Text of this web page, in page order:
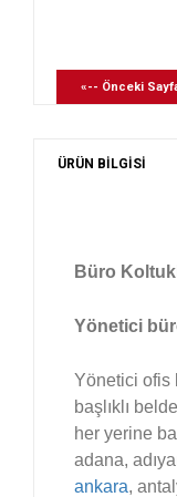
«-- Önceki
ÜRÜN BİLGİSİ
Büro
Yönetici
Yönetici ofis
başlıklı
her yerine
adana,
ankara,